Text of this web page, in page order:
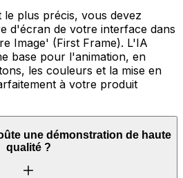
plus précis, vous devez
d'écran de votre interface dans
Image' (First Frame). L'IA
base pour l'animation, en
les couleurs et la mise en
à votre produit
une démonstration de haute
qualité ?